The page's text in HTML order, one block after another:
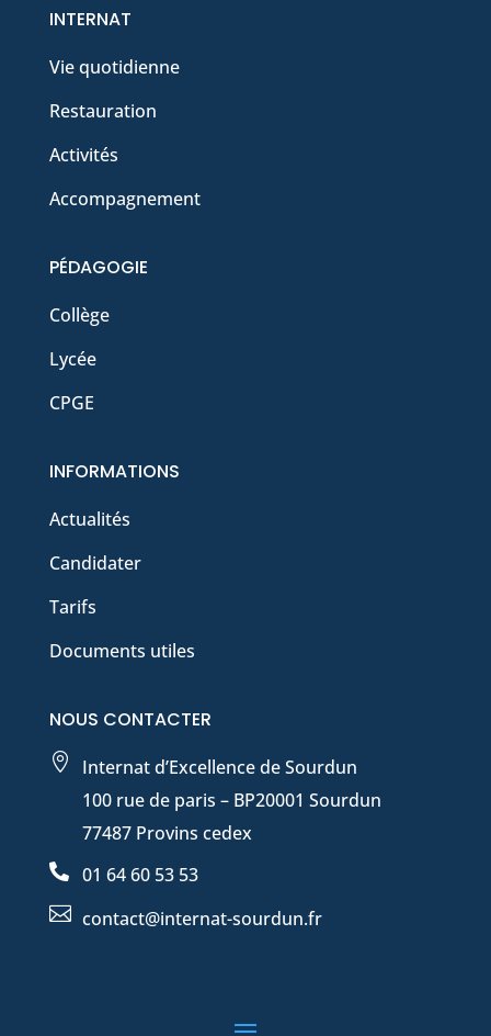
INTERNAT
Vie quotidienne
Restauration
Activités
Accompagnement
PÉDAGOGIE
Collège
Lycée
CPGE
INFORMATIONS
Actualités
Candidater
Tarifs
Documents utiles
NOUS CONTACTER

Internat d’Excellence de Sourdun
100 rue de paris – BP20001 Sourdun
77487 Provins cedex
 01 64 60 53 53
 contact@internat-sourdun.fr